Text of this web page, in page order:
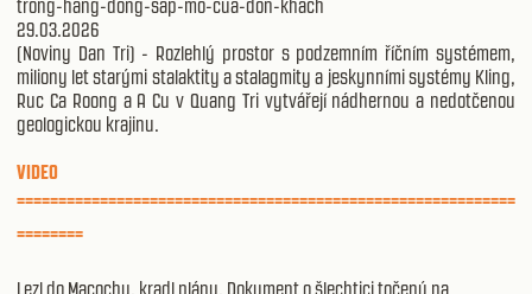
trong-hang-dong-sap-mo-cua-don-khach
29.03.2026
(Noviny Dan Tri) - Rozlehlý prostor s podzemním říčním systémem,
miliony let starými stalaktity a stalagmity a jeskynními systémy Kling,
Ruc Ca Roong a A Cu v Quang Tri vytvářejí nádhernou a nedotčenou
geologickou krajinu.
VIDEO
============================================================
========